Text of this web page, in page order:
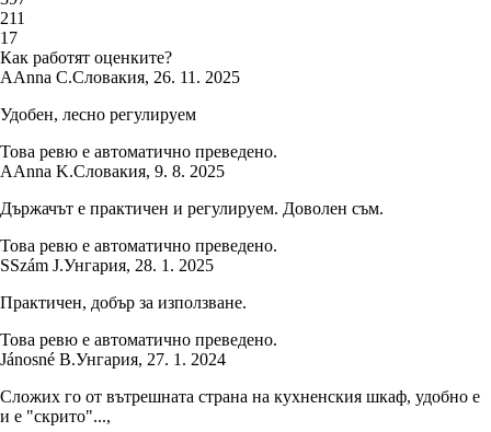
211
17
Как работят оценките?
AAnna C.Словакия, 26. 11. 2025
Удобен, лесно регулируем
Това ревю е автоматично преведено.
AAnna K.Словакия, 9. 8. 2025
Държачът е практичен и регулируем. Доволен съм.
Това ревю е автоматично преведено.
SSzám J.Унгария, 28. 1. 2025
Практичен, добър за използване.
Това ревю е автоматично преведено.
Jánosné B.Унгария, 27. 1. 2024
Сложих го от вътрешната страна на кухненския шкаф, удобно е
и е "скрито"...,